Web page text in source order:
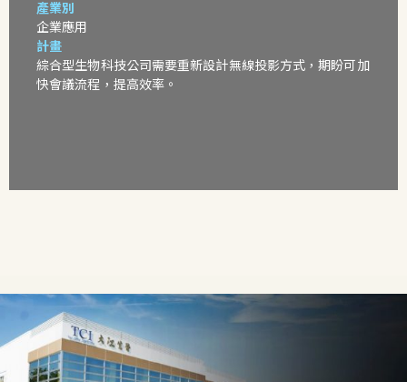
產業別
企業應用
計畫
綜合型生物科技公司需要重新設計無線投影方式，期盼可加
快會議流程，提高效率。